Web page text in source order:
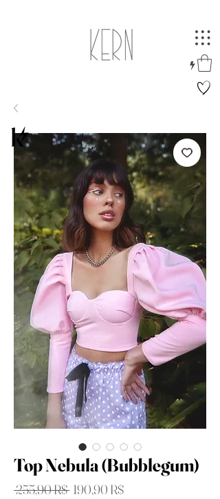
Top Nebula (Bubblegum)
255,90 R$ Standardpreis
190,90 R$Sale-